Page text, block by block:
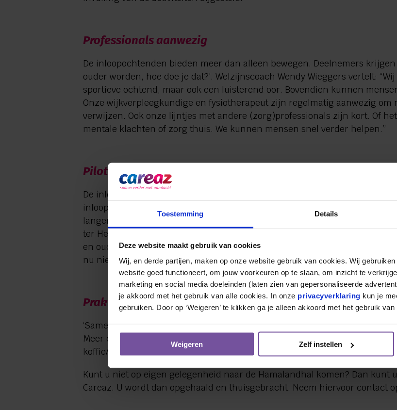
Toestemming Details
Deze website maakt gebruik van cookies
Wij, en derde partijen, maken op onze website gebruik van cookies. Wij
website goed functioneert, om jouw voorkeuren op te slaan, om inzicht te
marketing en social media doeleinden (laten zien van gepersonaliseerde
je akkoord met het gebruik van alle cookies. In onze privacyverklaring kun je
gebruiken. Door op ‘Weigeren’ te klikken ga je alleen akkoord met het gebruik
Weigeren Zelf instellen
Professionals aanwezig
De inloopochtenden bieden meer dan alleen bewegen. Deelnemers krijgen
ouder worden, hoe doe je dat?’. Welzijnscoach Wendy Wieggers vertelt:
sportieve ochtend, maar ook een luisterend oor. Bovendien kunnen
Onze wijkverpleegkundige en fysiotherapeut zijn regelmatig aanwezig om
verwijzen. Ook onze lijntjes met andere (zorg)professionals zijn kort. Of
mentale klachten of zorg thuis. We kunnen mensen snel verder helpen.”
Pilot
De inloopochtenden starten als een pilot. Wendy vertelt: “De komende
inloop weten te vinden en welke activiteiten aansluiten bij hun wensen”.
langer samen op het gebied van vitaal ouder worden. Careaz zit er al een
ter Heijden is facilitair beheerder van de Hamalandhal en vertelt: “Onze
en oud. Het is mooi dat we nu ook ouderen actief kunnen betrekken bij
nu niet veel zien in de sporthal. Bewegen is immers belangrijk voor
Praktische informatie
‘Samen Actief’ start vanaf 6 december en is iedere vrijdag van 10.00 tot
Meer de Walcherenstraat 3 in Lichtenvoorde. Aanmelden is niet nodig.
koffie/thee en gezonde snack, of 7 euro inclusief lunch.
Kunt u niet op eigen gelegenheid naar de Hamalandhal komen? Dan kunt
Careaz. U wordt dan opgehaald en thuisgebracht. Neem hiervoor contact